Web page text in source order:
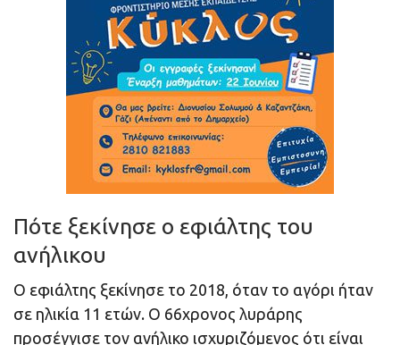
Πότε ξεκίνησε ο εφιάλτης του
ανήλικου
Ο εφιάλτης ξεκίνησε το 2018, όταν το αγόρι ήταν
σε ηλικία 11 ετών. Ο 66χρονος λυράρης
προσέγγισε τον ανήλικο ισχυριζόμενος ότι είναι